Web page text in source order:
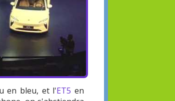
en bleu, et l'ET5 en